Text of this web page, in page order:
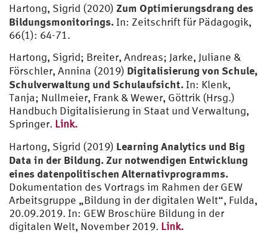
Hartong, Sigrid (2020) Zum Optimierungsdrang des
Bildungsmonitorings.In: Zeitschrift für Pädagogik,
66(1): 64-71.
Hartong, Sigrid; Breiter, Andreas; Jarke, Juliane &
Förschler, Annina (2019) Digitalisierung von Schule,
Schulverwaltung und Schulaufsicht.In: Klenk,
Tanja; Nullmeier, Frank & Wewer, Göttrik (Hrsg.)
Handbuch Digitalisierung in Staat und Verwaltung,
Springer. Link.
Hartong, Sigrid (2019) Learning Analytics und Big
Data in der Bildung. Zur notwendigen Entwicklung
eines datenpolitischen Alternativprogramms.
Dokumentation des Vortrags im Rahmen der GEW
Arbeitsgruppe „Bildung in der digitalen Welt“, Fulda,
20.09.2019. In: GEW Broschüre Bildung in der
digitalen Welt, November 2019. Link.